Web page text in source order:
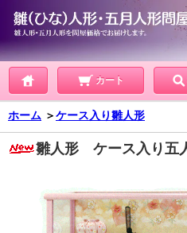
カート
ホーム ＞ケース入り雛人形
雛人形 ケース入り五